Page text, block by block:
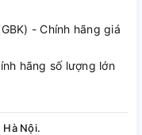
- Chính hãng giá
hãng số lượng lớn
Nội.